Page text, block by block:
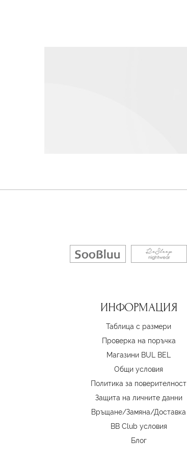
ИНФОРМАЦИЯ
Таблица с размери
Проверка на поръчка
Магазини BUL BEL
Oбщи условия
Политика за поверителност
Защита на личните данни
Връщане/Замяна/Доставка
BB Club условия
Блог